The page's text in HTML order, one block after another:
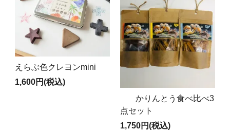
えらぶ色クレヨンmini
1,600円(税込)
かりんとう食べ比べ3
点セット
1,750円(税込)